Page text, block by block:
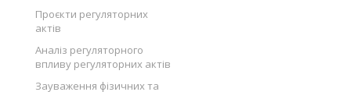
Проєкти регуляторних
актів
Аналіз регуляторного
впливу регуляторних актів
Зауваження фізичних та